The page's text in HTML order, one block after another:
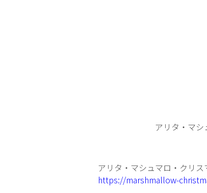
アリタ・マ
アリタ・マシュマロ・クリス
https://marshmallow-